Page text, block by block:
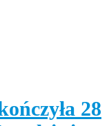
28